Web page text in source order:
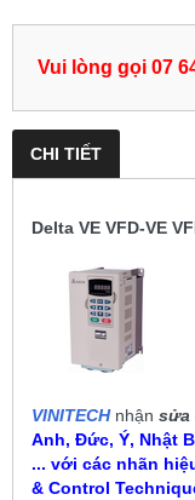
Vui lòng gọi 07
CHI TIẾT
Delta VE VFD-VE
VINITECHnhận sửa
Anh, Đức, Ý, Nhật
... với các nhãn
& Control